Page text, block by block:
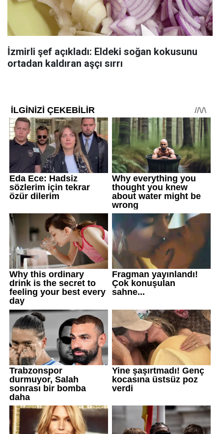
İzmirli şef açıkladı: Eldeki soğan kokusunu
ortadan kaldıran aşçı sırrı